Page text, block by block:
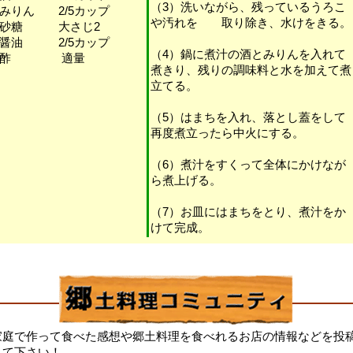
りん 2/5カップ
砂糖 大さじ2
醤油 2/5カップ
酢 適量
（3）洗いながら、残っているうろこ
や汚れを 取り除き、水けをきる。
（4）鍋に煮汁の酒とみりんを入れて
煮きり、残りの調味料と水を加えて煮
立てる。
（5）はまちを入れ、落とし蓋をして
再度煮立ったら中火にする。
（6）煮汁をすくって全体にかけなが
ら煮上げる。
（7）お皿にはまちをとり、煮汁をか
けて完成。
庭で作って食べた感想や郷土料理を食べれるお店の情報などを投